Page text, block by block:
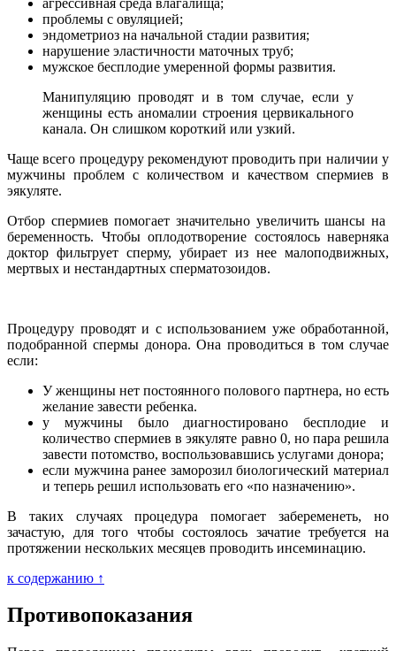
проблемы с овуляцией;
эндометриоз на начальной стадии развития;
нарушение эластичности маточных труб;
мужское бесплодие умеренной формы развития.
Манипуляцию проводят и в том случае, если у
женщины есть аномалии строения цервикального
канала. Он слишком короткий или узкий.
Чаще всего процедуру рекомендуют проводить при наличии у
мужчины проблем с количеством и качеством спермиев в
эякуляте.
Отбор спермиев помогает значительно увеличить шансы на
беременность. Чтобы оплодотворение состоялось наверняка
доктор фильтрует сперму, убирает из нее малоподвижных,
мертвых и нестандартных сперматозоидов.
Процедуру проводят и с использованием уже обработанной,
подобранной спермы донора. Она проводиться в том случае
если:
У женщины нет постоянного полового партнера, но есть
желание завести ребенка.
у мужчины было диагностировано бесплодие и
количество спермиев в эякуляте равно 0, но пара решила
завести потомство, воспользовавшись услугами донора;
если мужчина ранее заморозил биологический материал
и теперь решил использовать его «по назначению».
В таких случаях процедура помогает забеременеть, но
зачастую, для того чтобы состоялось зачатие требуется на
протяжении нескольких месяцев проводить инсеминацию.
к содержанию ↑
Противопоказания